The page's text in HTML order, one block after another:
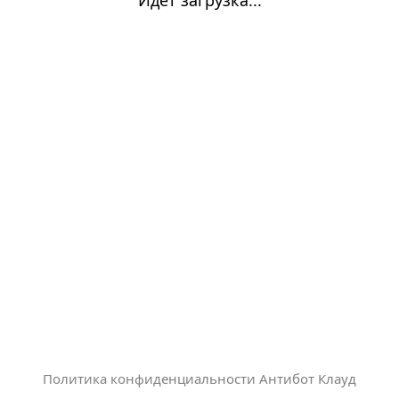
Политика конфиденциальности Антибот Клауд